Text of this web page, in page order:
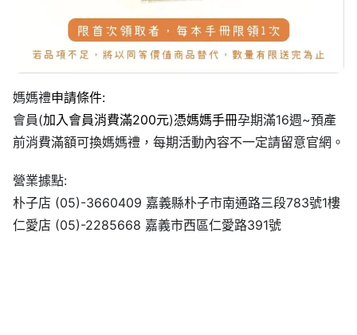
媽媽禮申請條件:
會員(加入會員消費滿200元)憑媽媽手冊孕期滿16週~預產
前消費滿額可換媽媽禮，每期活動內容不一定請留意官網。
營業據點:
朴子店 (05)-3660409 嘉義縣朴子市南通路三段783號1樓
仁愛店 (05)-2285668 嘉義市西區仁愛路391號